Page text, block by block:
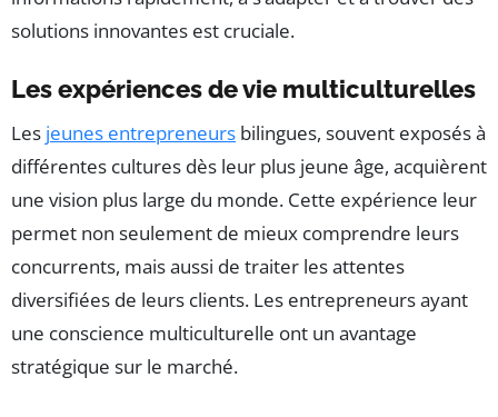
solutions innovantes est cruciale.
Les expériences de vie multiculturelles
Les jeunes entrepreneurs bilingues, souvent exposés à
différentes cultures dès leur plus jeune âge, acquièrent
une vision plus large du monde. Cette expérience leur
permet non seulement de mieux comprendre leurs
concurrents, mais aussi de traiter les attentes
diversifiées de leurs clients. Les entrepreneurs ayant
une conscience multiculturelle ont un avantage
stratégique sur le marché.